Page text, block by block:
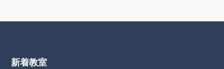
新着教室